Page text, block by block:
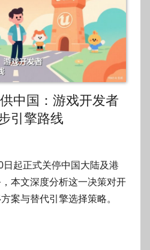
中国：游戏开发者
引擎路线
起正式关停中国大陆及港
本文深度分析这一决策对开
案与替代引擎选择策略。